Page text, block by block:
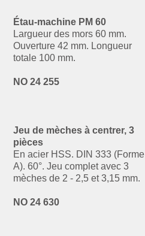
Étau-machine PM 60
Largueur des mors 60 mm.
Ouverture 42 mm. Longueur
totale 100 mm.
NO 24 255
Jeu de mèches à centrer, 3
pièces
En acier HSS. DIN 333 (Forme
A). 60°. Jeu complet avec 3
mèches de 2 - 2,5 et 3,15 mm.
NO 24 630